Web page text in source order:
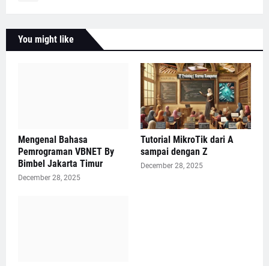
You might like
Mengenal Bahasa
Pemrograman VBNET By
Bimbel Jakarta Timur
December 28, 2025
Tutorial MikroTik dari A
sampai dengan Z
December 28, 2025